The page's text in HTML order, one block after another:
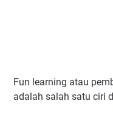
Fun learning atau
adalah salah satu ciri